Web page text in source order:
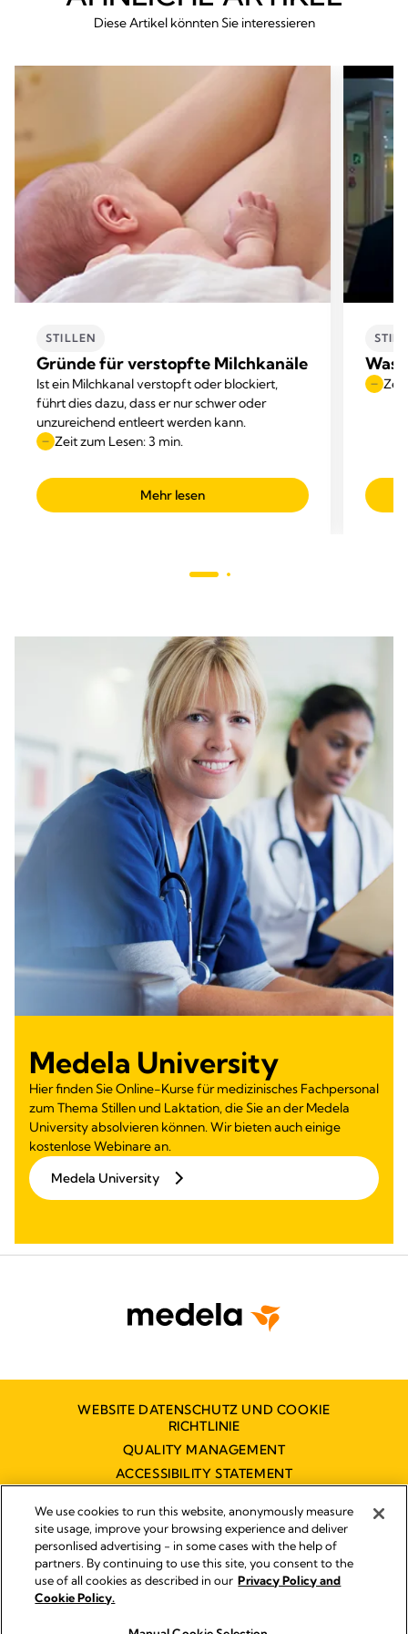
Diese Artikel könnten Sie interessieren
STILLEN
Gründe für verstopfte Milchkanäle
Ist ein Milchkanal verstopft oder blockiert,
führt dies dazu, dass er nur schwer oder
unzureichend entleert werden kann.
Zeit zum Lesen: 3 min.
Mehr lesen
Was
Zeit
Medela University
Hier finden Sie Online-Kurse für medizinisches Fachpersonal
zum Thema Stillen und Laktation, die Sie an der Medela
University absolvieren können. Wir bieten auch einige
kostenlose Webinare an.
Medela University
WEBSITE DATENSCHUTZ UND COOKIE
RICHTLINIE
QUALITY MANAGEMENT
ACCESSIBILITY STATEMENT
BARRIEREFREIHEITSERKLÄRUNG
Impressum
We use cookies to run this website, anonymously measure
site usage, improve your browsing experience and deliver
personlised advertising - in some cases with the help of
partners. By continuing to use this site, you consent to the
use of all cookies as described in our Privacy Policy and
Cookie Policy.